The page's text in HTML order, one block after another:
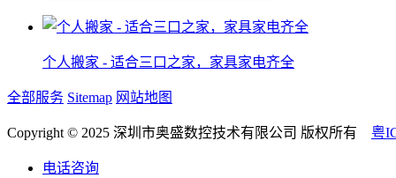
个人搬家 - 适合三口之家，家具家电齐全
全部服务 Sitemap 网站地图
Copyright © 2025 深圳市奥盛数控技术有限公司 版权所有 粤
电话咨询